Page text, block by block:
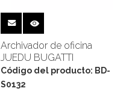
Archivador de oficina
JUEDU BUGATTI
Código del producto: BD-
S0132